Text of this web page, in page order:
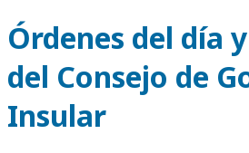
Órdenes del día
del Consejo de
Insular